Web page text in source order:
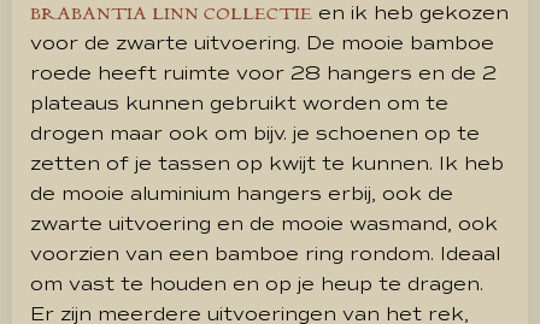
BRABANTIA LINN COLLECTIE en ik heb gekozen
voor de zwarte uitvoering. De mooie bamboe
roede heeft ruimte voor 28 hangers en de 2
plateaus kunnen gebruikt worden om te
drogen maar ook om bijv. je schoenen op te
zetten of je tassen op kwijt te kunnen. Ik heb
de mooie aluminium hangers erbij, ook de
zwarte uitvoering en de mooie wasmand, ook
voorzien van een bamboe ring rondom. Ideaal
om vast te houden en op je heup te dragen.
Er zijn meerdere uitvoeringen van het rek,